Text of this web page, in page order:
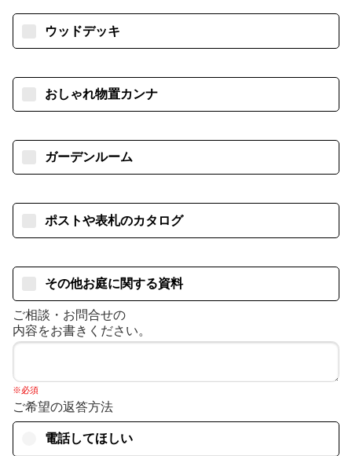
ウッドデッキ
おしゃれ物置カンナ
ガーデンルーム
ポストや表札のカタログ
その他お庭に関する資料
ご相談・お問合せの
内容をお書きください。
※必須
ご希望の返答方法
電話してほしい